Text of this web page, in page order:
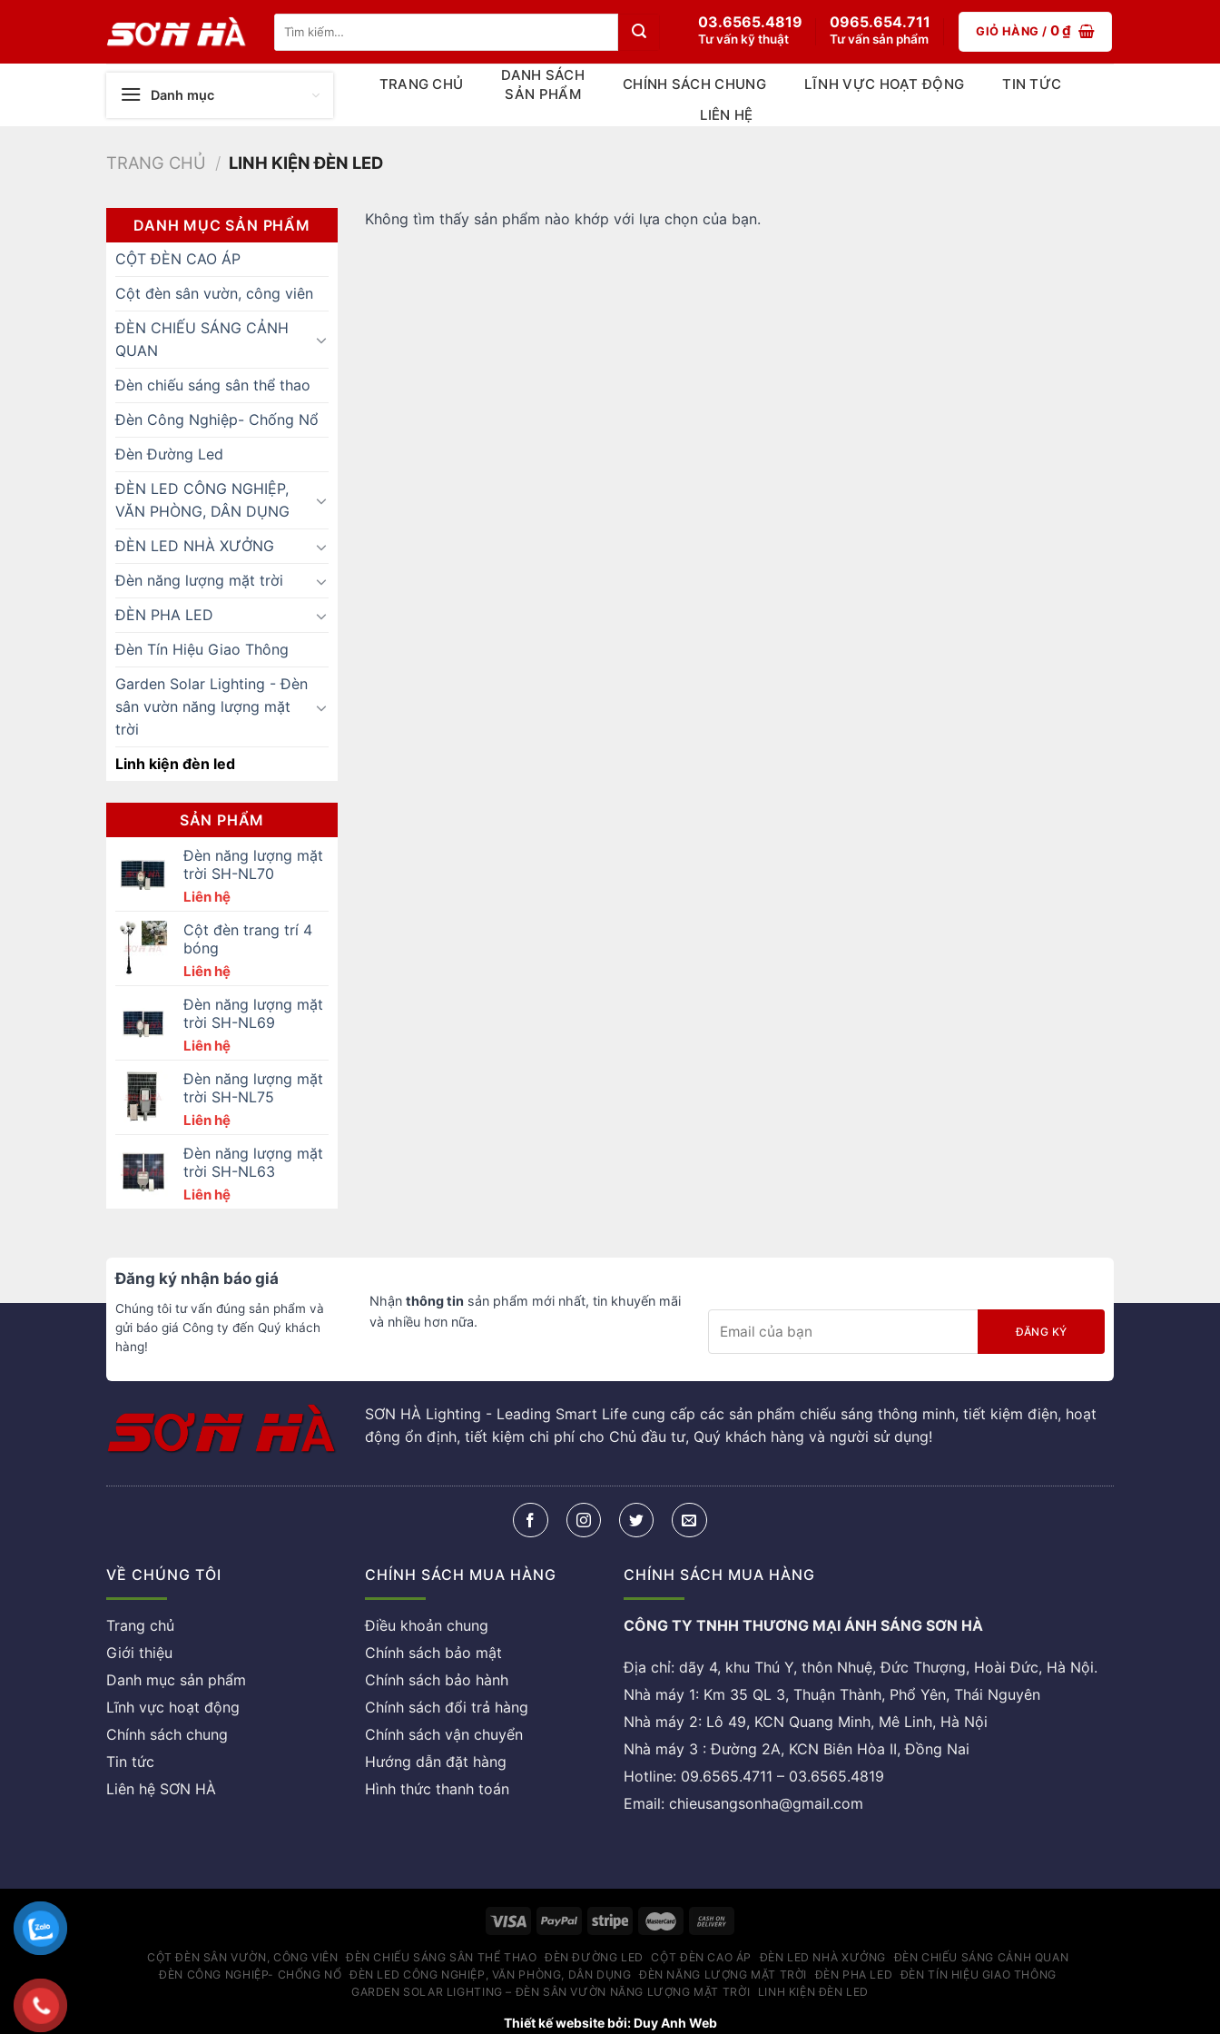
kiếm:
03.6565.4819
Tư vấn kỹ thuật
0965.654.711
Tư vấn sản phẩm
GIỎ HÀNG / 0₫
Danh mục
TRANG CHỦ
DANH SÁCH
SẢN PHẨM
CHÍNH SÁCH CHUNG LĨNH VỰC HOẠT ĐỘNG
TIN TỨC
LIÊN HỆ
TRANG CHỦ / LINH KIỆN ĐÈN LED
DANH MỤC SẢN PHẨM
CỘT ĐÈN CAO ÁP
Cột đèn sân vườn, công viên
ĐÈN CHIẾU SÁNG CẢNH
QUAN
Đèn chiếu sáng sân thể thao
Đèn Công Nghiệp- Chống Nổ
Đèn Đường Led
ĐÈN LED CÔNG NGHIỆP,
VĂN PHÒNG, DÂN DỤNG
ĐÈN LED NHÀ XƯỞNG
Đèn năng lượng mặt trời
ĐÈN PHA LED
Đèn Tín Hiệu Giao Thông
Garden Solar Lighting - Đèn
sân vườn năng lượng mặt
trời
Linh kiện đèn led
SẢN PHẨM
Đèn năng lượng mặt
trời SH-NL70
Liên hệ
Cột đèn trang trí 4
bóng
Liên hệ
Đèn năng lượng mặt
trời SH-NL69
Liên hệ
Đèn năng lượng mặt
trời SH-NL75
Liên hệ
Đèn năng lượng mặt
trời SH-NL63
Liên hệ
Không tìm thấy sản phẩm nào khớp với lựa chọn của bạn.
Đăng ký nhận báo giá
Chúng tôi tư vấn đúng sản phẩm và
gửi báo giá Công ty đến Quý khách
hàng!
Nhận thông tin sản phẩm mới nhất, tin khuyến mãi
và nhiều hơn nữa.
SƠN HÀ Lighting - Leading Smart Life cung cấp các sản phẩm chiếu sáng thông minh, tiết kiệm điện, hoạt
động ổn định, tiết kiệm chi phí cho Chủ đầu tư, Quý khách hàng và người sử dụng!
VỀ CHÚNG TÔI
Trang chủ
Giới thiệu
Danh mục sản phẩm
Lĩnh vực hoạt động
Chính sách chung
Tin tức
Liên hệ SƠN HÀ
CHÍNH SÁCH MUA HÀNG
Điều khoản chung
Chính sách bảo mật
Chính sách bảo hành
Chính sách đổi trả hàng
Chính sách vận chuyển
Hướng dẫn đặt hàng
Hình thức thanh toán
CHÍNH SÁCH MUA HÀNG
CÔNG TY TNHH THƯƠNG MẠI ÁNH SÁNG SƠN HÀ
Địa chỉ: dãy 4, khu Thú Y, thôn Nhuệ, Đức Thượng, Hoài Đức, Hà Nội.
Nhà máy 1: Km 35 QL 3, Thuận Thành, Phổ Yên, Thái Nguyên
Nhà máy 2: Lô 49, KCN Quang Minh, Mê Linh, Hà Nội
Nhà máy 3 : Đường 2A, KCN Biên Hòa II, Đồng Nai
Hotline: 09.6565.4711 – 03.6565.4819
Email: chieusangsonha@gmail.com
CỘT ĐÈN SÂN VƯỜN, CÔNG VIÊN ĐÈN CHIẾU SÁNG SÂN THỂ THAO ĐÈN ĐƯỜNG LED CỘT ĐÈN CAO ÁP ĐÈN LED NHÀ XƯỞNG
ĐÈN CHIẾU SÁNG CẢNH QUAN
ĐÈN CÔNG NGHIỆP- CHỐNG NỔ ĐÈN LED CÔNG NGHIỆP, VĂN PHÒNG, DÂN DỤNG ĐÈN NĂNG LƯỢNG MẶT TRỜI ĐÈN PHA LED
ĐÈN TÍN HIỆU GIAO THÔNG
GARDEN SOLAR LIGHTING – ĐÈN SÂN VƯỜN NĂNG LƯỢNG MẶT TRỜI
LINH KIỆN ĐÈN LED
Thiết kế website bởi: Duy Anh Web